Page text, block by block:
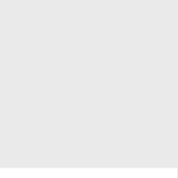
di Brera, Corvini